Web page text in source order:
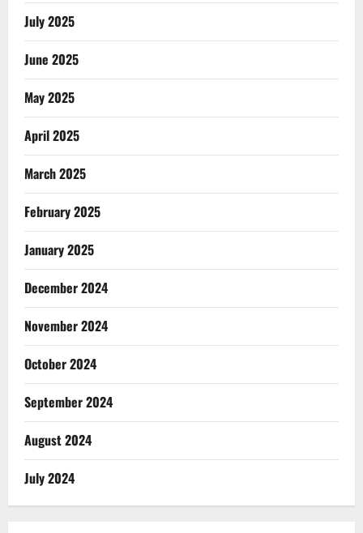
July 2025
June 2025
May 2025
April 2025
March 2025
February 2025
January 2025
December 2024
November 2024
October 2024
September 2024
August 2024
July 2024